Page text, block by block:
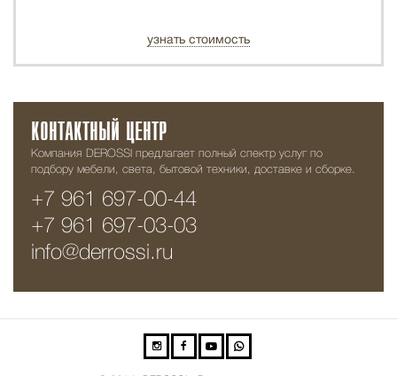
узнать стоимость
КОНТАКТНЫЙ ЦЕНТР
Компания DEROSSI предлагает полный спектр услуг по
подбору мебели, света, бытовой техники, доставке и сборке.
+7 961 697-00-44
+7 961 697-03-03
info@derrossi.ru